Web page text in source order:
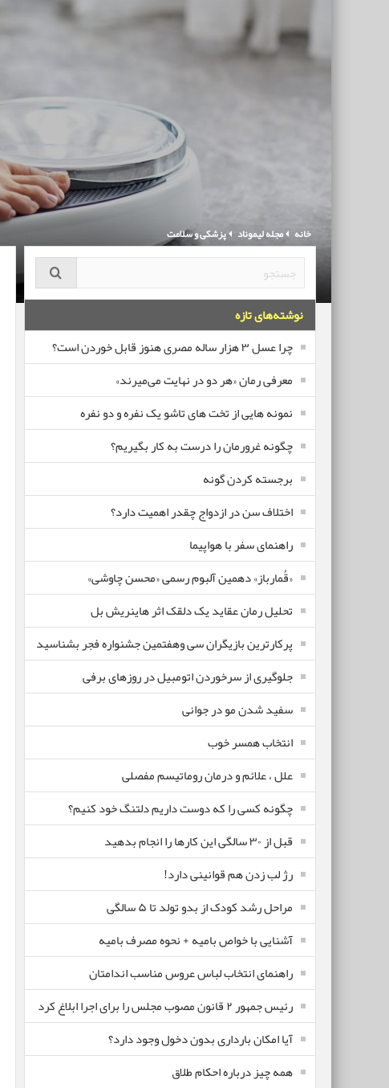
خانه مجله لیموناد پزشکی و سلامت
نوشته‌های تازه
چرا عسل ۳ هزار ساله‌ مصری هنوز قابل خوردن است؟
معرفی رمان «هر دو در نهایت می‌میرند»
نمونه هایی از تخت های تاشو یک نفره و دو نفره
چگونه غرورمان را درست به کار بگیریم؟
برجسته کردن گونه
اختلاف سن در ازدواج چقدر اهمیت دارد؟
راهنمای سفر با هواپیما
«قُمارباز» دهمین آلبوم رسمی «محسن چاوشی»
تحلیل رمان عقاید یک دلقک اثر هاینریش بل
پرکارترین بازیگران سی وهفتمین جشنواره فجر بشناسید
جلوگیری از سرخوردن اتومبیل در روزهای برفی
سفید شدن مو در جوانی
انتخاب همسر خوب
علل ، علائم و درمان روماتیسم مفصلی
چگونه کسی را که دوست داریم دلتنگ خود کنیم؟
قبل از ۳۰ سالگی این کارها را انجام بدهید
رژ لب زدن هم قوانینی دارد!
مراحل رشد کودک از بدو تولد تا ۵ سالگی
آشنایی با خواص بامیه + نحوه مصرف بامیه
راهنمای انتخاب لباس عروس مناسب اندامتان
رئیس جمهور ۲ قانون مصوب مجلس را برای اجرا ابلاغ کرد
آیا امکان بارداری بدون دخول وجود دارد؟
همه چیز درباره احکام طلاق